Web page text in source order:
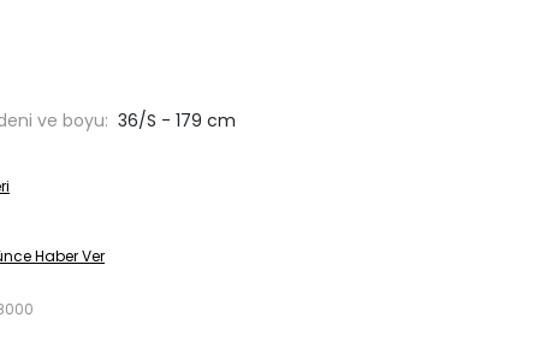
ve boyu: 36/S - 179 cm
Haber Ver